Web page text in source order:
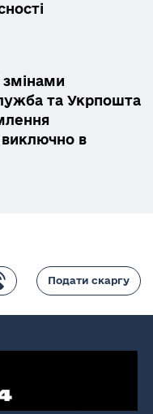
змінами
та Укрпошта
в
Подати скаргу